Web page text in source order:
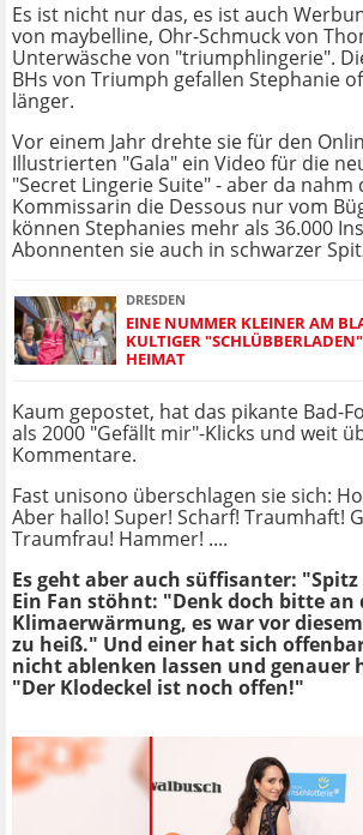
Es ist nicht nur das, es ist auch
von maybelline, Ohr-Schmuck von
Unterwäsche von "triumphlingerie".
BHs von Triumph gefallen Stephanie
länger.
Vor einem Jahr drehte sie für den
Illustrierten "Gala" ein Video für die
"Secret Lingerie Suite" - aber da nahm
Kommissarin die Dessous nur vom
können Stephanies mehr als 36.000
Abonnenten sie auch in schwarzer
DRESDEN
EINE NUMMER KLEINER AM
KULTIGER
HEIMAT
Kaum gepostet, hat das pikante Bad-
als 2000 "Gefällt mir"-Klicks und weit
Kommentare.
Fast unisono überschlagen sie sich:
Aber hallo! Super! Scharf! Traumhaft!
Traumfrau! Hammer! ....
Es geht aber auch süffisanter:
Ein Fan stöhnt: "Denk doch bitte an
Klimaerwärmung, es war vor
zu heiß." Und einer hat sich
nicht ablenken lassen und genauer
"Der Klodeckel ist noch offen!"